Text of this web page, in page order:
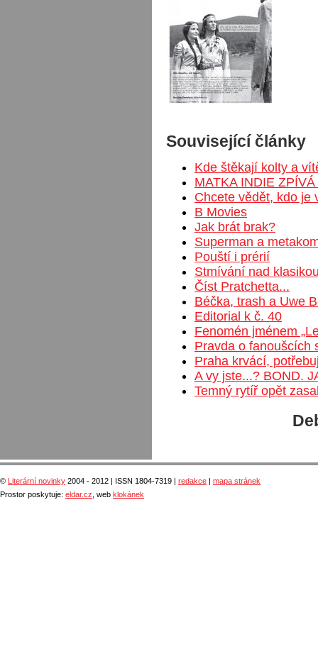
Související články
Kde štěkají kolty a
MATKA INDIE ZPÍVÁ
Chcete vědět, kdo je
B Movies
Jak brát brak?
Superman a
Pouští i prérií
Stmívání nad
Číst Pratchetta...
Béčka, trash a Uwe
Editorial k č. 40
Fenomén jménem
Pravda o fanoušcích
Praha krvácí,
A vy jste...? BOND.
Temný rytíř opět
© Literární novinky 2004 - 2012 | ISSN 1804-7319 | redakce
mapa stránek
Prostor poskytuje: eldar.cz , web klokánek